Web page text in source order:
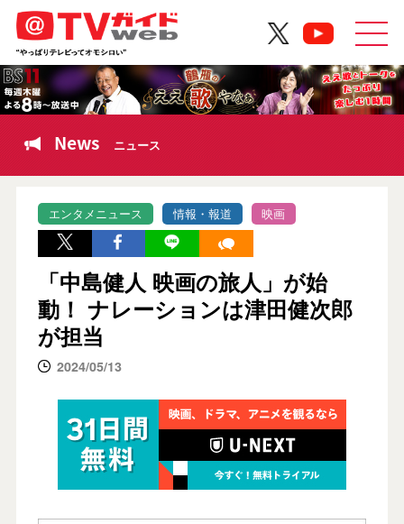
News ニュース
エンタメニュース 情報・報道 映画
「中島健人 映画の旅人」が始
動！ ナレーションは津田健次郎
が担当
2024/05/13